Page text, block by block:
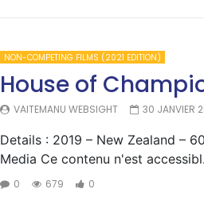
NON-COMPETING FILMS (2021 EDITION)
House of
VAITEMANU WEBSIGHT 30 JANVIER
Details : 2019 – New Zealand –
Media Ce contenu n'est
0 679 0